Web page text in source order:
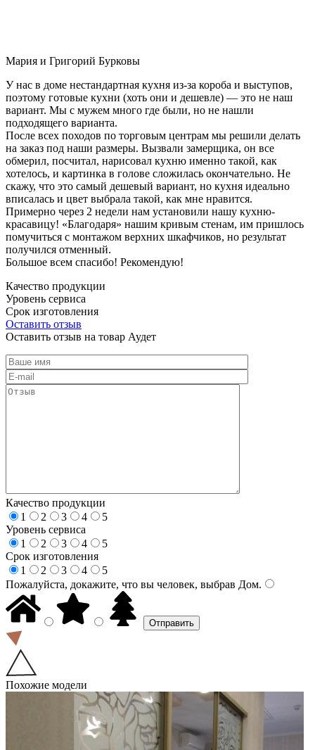
Мария и Григорий Бурковы
У нас в доме нестандартная кухня из-за короба и выступов,
поэтому готовые кухни (хоть они и дешевле) — это не наш
вариант. Мы с мужем много где были, но не нашли
подходящего варианта.
После всех походов по торговым центрам мы решили делать
на заказ под наши размеры. Вызвали замерщика, он все
обмерил, посчитал, нарисовал кухню именно такой, как
хотелось, и картинка в голове сложилась окончательно. Не
скажу, что это самый дешевый вариант, но кухня идеально
вписалась и цвет выбрала такой, как мне нравится.
Примерно через 2 недели нам установили нашу кухню-
красавицу! «Благодаря» нашим кривым стенам, им пришлось
помучиться с монтажом верхних шкафчиков, но результат
получился отменный.
Большое всем спасибо! Рекомендую!
Качество продукции
Уровень сервиса
Срок изготовления
Оставить отзыв
Оставить отзыв на товар Аудет
Качество продукции
1
2 3 4
5
Уровень сервиса
1
2 3 4
5
Срок изготовления
1
2 3 4
5
Пожалуйста, докажите, что вы человек, выбрав Дом.
Похожие модели